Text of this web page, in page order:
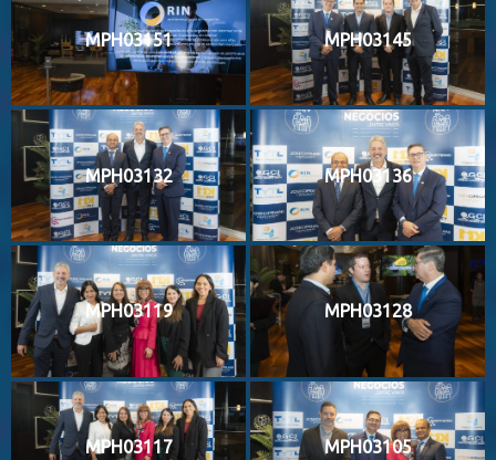
MPH03151 MPH03145
MPH03132 MPH03136
MPH03119 MPH03128
MPH03117 MPH03105